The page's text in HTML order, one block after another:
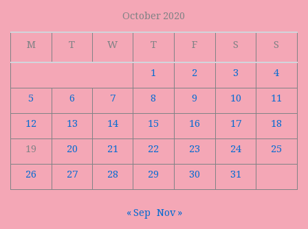
October 2020
M
T W T F S
S
1
2 3
4
5
6 7 8 9 10
11
12
13 14 15 16 17
18
19
20 21 22 23 24
25
26
27 28 29 30 31
« Sep Nov »